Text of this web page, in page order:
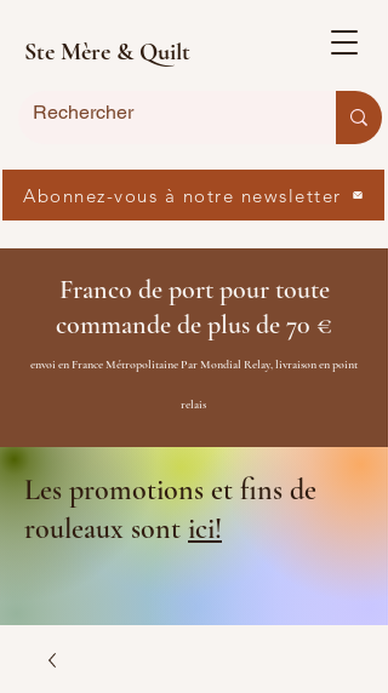
Ste Mère & Quilt
Franco de port pour toute
commande de plus de 70 €
envoi en France Métropolitaine Par Mondial Relay, livraison en point
relais
Les promotions et fins de
rouleaux sontici!
Abonnez-vous à notre newsletter